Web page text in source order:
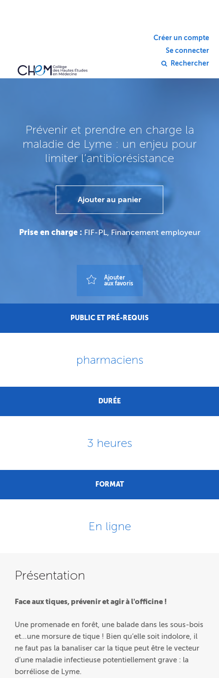
Créer un compte
Se connecter
Rechercher
Prévenir et prendre en charge la
maladie de Lyme : un enjeu pour
limiter l’antibiorésistance
Ajouter au panier
Prise en charge : FIF-PL, Financement employeur
Ajouter
aux favoris
PUBLIC ET PRÉ-REQUIS
pharmaciens
DURÉE
3 heures
FORMAT
En ligne
Présentation
Face aux tiques, prévenir et agir à l'officine !
Une promenade en forêt, une balade dans les sous-bois
et…une morsure de tique ! Bien qu’elle soit indolore, il
ne faut pas la banaliser car la tique peut être le vecteur
d’une maladie infectieuse potentiellement grave : la
borréliose de Lyme.